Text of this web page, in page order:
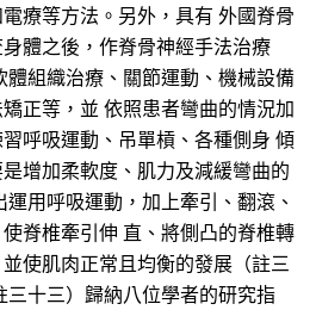
療等方法。另外，具有 外國脊骨
體之後，作脊骨神經手法治療
體組織治療、關節運動、機械設備
正等，並 依照患者彎曲的情況加
呼吸運動、吊單槓、各種側身 傾
增加柔軟度、肌力及減緩彎曲的
用呼吸運動，加上牽引、翻滾、
脊椎牽引伸 直、將側凸的脊椎轉
使肌肉正常且均衡的發展（註三
十三）歸納八位學者的研究指